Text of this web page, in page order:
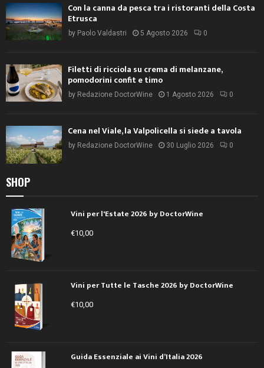
Con la canna da pesca tra i ristoranti della Costa
Etrusca
by Paolo Valdastri 5 Agosto 2026 0
Filetti di ricciola su crema di melanzane,
pomodorini confit e timo
by Redazione DoctorWine 1 Agosto 2026 0
Cena nel Viale, la Valpolicella si siede a tavola
by Redazione DoctorWine 30 Luglio 2026 0
SHOP
Vini per l'Estate 2026 by DoctorWine
€10,00
Vini per Tutte le Tasche 2026 by DoctorWine
€10,00
Guida Essenziale ai Vini d’Italia 2026